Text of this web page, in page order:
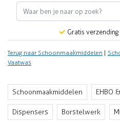
Gratis
Terug naar Schoonmaakmiddelen
Vaatwas
Schoonmaakmiddelen EHBO
Dispensers Borstelwerk